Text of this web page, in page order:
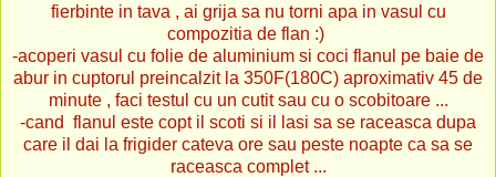
fierbinte in tava , ai grija sa nu torni apa in vasul cu
compozitia de flan :)
-acoperi vasul cu folie de aluminium si coci flanul pe baie de
abur in cuptorul preincalzit la 350F(180C) aproximativ 45 de
minute , faci testul cu un cutit sau cu o scobitoare ...
-cand flanul este copt il scoti si il lasi sa se raceasca dupa
care il dai la frigider cateva ore sau peste noapte ca sa se
raceasca complet ...